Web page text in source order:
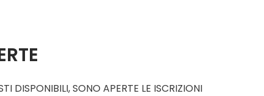
DISPONIBILI, SONO APERTE LE ISCRIZIONI